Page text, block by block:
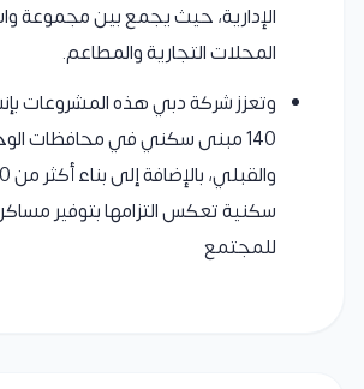
الإدارية، حيث يجمع بين مجموعة
المحلات التجارية والمطاعم.
وتعزز شركة دبي هذه المشروعات
140 مبنى سكني في محافظات
سكنية تعكس التزامها بتوفير
للمجتمع